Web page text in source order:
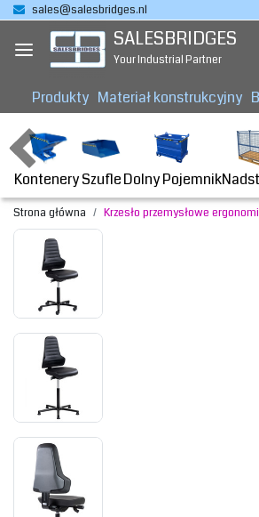
sales@salesbridges.nl
SALESBRIDGES
Your Industrial Partner
Produkty Materiał konstrukcyjny
KontenerySzufleDolny Pojemnik
Strona główna Krzesło przemysłowe